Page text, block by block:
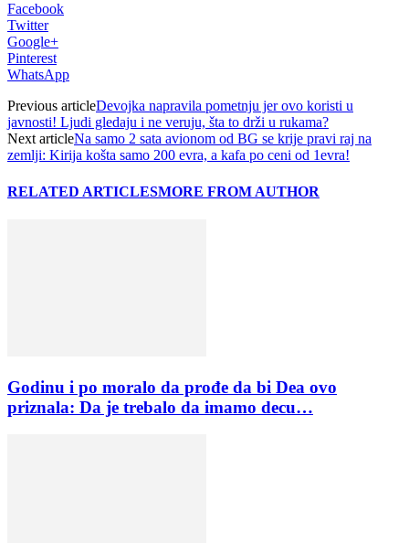
Facebook
Twitter
Google+
Pinterest
WhatsApp
Previous articleDevojka napravila pometnju jer ovo koristi u
javnosti! Ljudi gledaju i ne veruju, šta to drži u rukama?
Next articleNa samo 2 sata avionom od BG se krije pravi raj na
zemlji: Kirija košta samo 200 evra, a kafa po ceni od 1evra!
RELATED ARTICLESMORE FROM AUTHOR
Godinu i po moralo da prođe da bi Dea ovo
priznala: Da je trebalo da imamo decu…